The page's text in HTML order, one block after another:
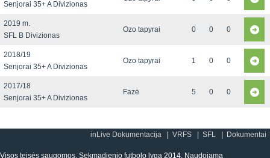
Senjorai 35+ A Divizionas
2019 m.
SFL B Divizionas
Ozo tapyrai 0 0 0
2018/19
Senjorai 35+ A Divizionas
Ozo tapyrai 1 0 0
2017/18
Senjorai 35+ A Divizionas
Fazė 5 0 0
inLive Dokumentacija VRFS SFL Dokumentai
Visos teisės saugomos. Sekmadienio futbolo lyga 2014. Naudojama